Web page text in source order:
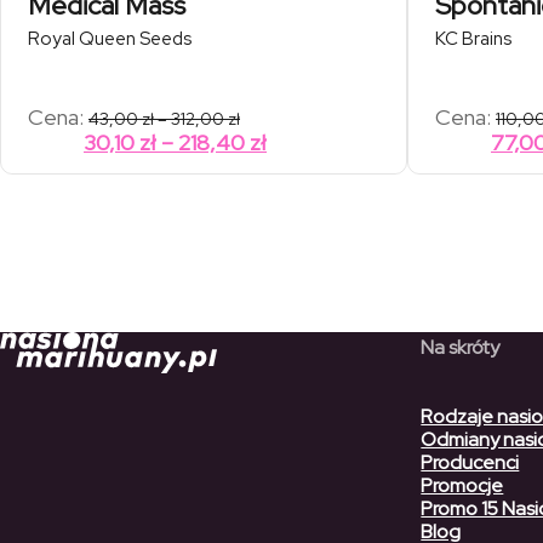
Royal Queen Seeds
Cena: 43,00zł–312,00złZakres
cen:
od
43,00 zł
30,10 zł – 218,40 złZakres
cen:
KC Brains
Cena:
Na skróty
Rodzaje
Odmiany
Producenci
Promocje
Promo 15
Blog